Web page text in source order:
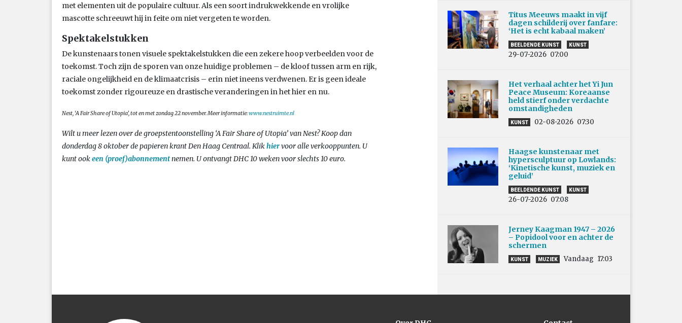
met elementen uit de populaire cultuur. Als een soort indrukwekkende en vrolijke
mascotte schreeuwt hij in feite om niet vergeten te worden.
Spektakelstukken
De kunstenaars tonen visuele spektakelstukken die een zekere hoop verbeelden voor de
toekomst. Toch zijn de sporen van onze huidige problemen – de kloof tussen arm en rijk,
raciale ongelijkheid en de klimaatcrisis – erin niet ineens verdwenen. Er is geen ideale
toekomst zonder rigoureuze en drastische veranderingen in het hier en nu.
Nest, ‘A Fair Share of Utopia’, tot en met zondag 22 november. Meer informatie:www.nestruimte.nl
Wilt u meer lezen over de groepstentoonstelling ‘A Fair Share of Utopia’ van Nest? Koop dan
donderdag 8 oktober de papieren krant Den Haag Centraal. Klik hiervoor alle verkooppunten. U
kunt ook een (proef)abonnement nemen. U ontvangt DHC 10 weken voor slechts 10 euro.
Titus Meeuws maakt in vijf
dagen schilderij over fanfare:
‘Het is echt kabaal maken’
BEELDENDE KUNST KUNST
29-07-2026 07:00
Het verhaal achter het Yi Jun
Peace Museum: Koreaanse
held stierf onder verdachte
omstandigheden
KUNST 02-08-2026 07:30
Haagse kunstenaar met
hypersculptuur op Lowlands:
‘Kinetische kunst, muziek en
geluid’
BEELDENDE KUNST KUNST
26-07-2026 07:08
Jerney Kaagman 1947 – 2026
– Popidool voor en achter de
schermen
KUNST MUZIEK Vandaag 17:03